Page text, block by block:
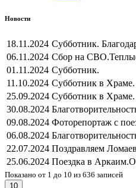
Новости
18.11.2024 Субботник.
06.11.2024 Сбор на СВО.
01.11.2024 Субботник.
11.10.2024 Субботник в Храме.
25.09.2024 Субботник в Храме.
30.08.2024
09.08.2024 Фоторепортаж с
06.08.2024
22.07.2024 Поздравляем
25.06.2024 Поездка в Аркаим.
Показано от 1 до 10 из 636 записей
10